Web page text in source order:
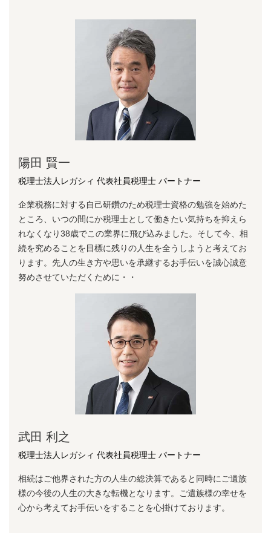
陽⽥ 賢⼀
税理士法人レガシィ 代表社員税理士 パートナー
企業税務に対する⾃⼰研鑽のため税理⼠資格の勉強を始めた
ところ、いつの間にか税理⼠として働きたい気持ちを抑えら
れなくなり38歳でこの業界に⾶び込みました。そして今、相
続を究めることを⽬標に残りの⼈⽣を全うしようと考えてお
ります。先⼈の⽣き⽅や思いを承継するお⼿伝いを誠⼼誠意
努めさせていただくために・・
武田 利之
税理士法人レガシィ 代表社員税理士 パートナー
相続はご他界された方の人生の総決算であると同時にご遺族
様の今後の人生の大きな転機となります。ご遺族様の幸せを
心から考えてお手伝いをすることを心掛けております。